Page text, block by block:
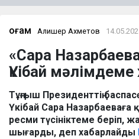
ОҚИҒА
News
Қоғам Алишер Ахметов
«Сара
Үкібай
Тұңғыш Президенттің
Үкібай Сара Назарбаеваға
ресми түсініктеме беріп,
шығарды, деп хабарлайды